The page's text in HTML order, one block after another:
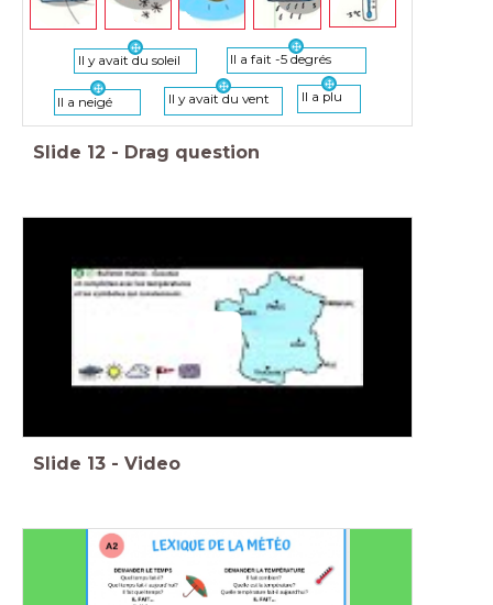
Il a neigé
Il y avait du soleil
Il a plu
Il a fait -5 degrés
Il y avait du vent
Slide 12 - Drag question
Slide 13 - Video